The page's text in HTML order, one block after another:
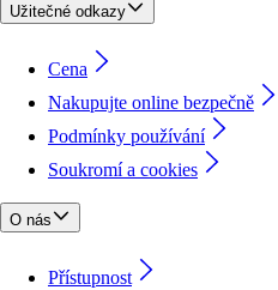
Užitečné odkazy
Cena
Nakupujte online bezpečně
Podmínky používání
Soukromí a cookies
O nás
Přístupnost